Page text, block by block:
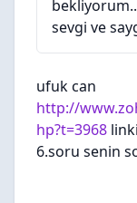
sevgi ve
ufuk can
http://
hp?t=3968
6.soru senin